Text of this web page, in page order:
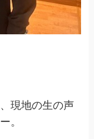
現地の生の声
。